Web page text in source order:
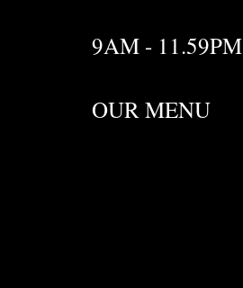
9AM - 11.59PM
OUR MENU